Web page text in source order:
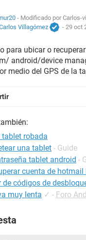
- Modificado por Carlos-
Villagómez
- 29 oct
para ubicar o
android/device
medio del GPS de la
tablet robada
una tablet - Guide
tablet android -
cuenta de hotmail
de códigos de
muy lenta ✓ - Foro